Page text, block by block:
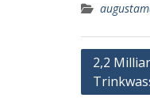
Post
2,2